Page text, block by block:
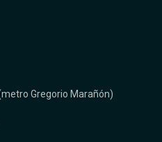
Gregorio Marañón)